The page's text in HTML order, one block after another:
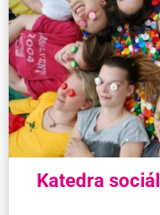
Katedra